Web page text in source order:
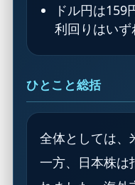
ドル円は159
利回りはいず
ひとこと総括
全体としては、
一方、日本株は